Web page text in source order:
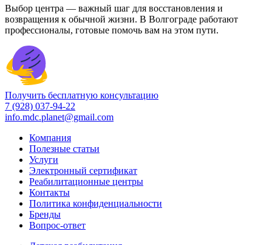
Выбор центра — важный шаг для восстановления и
возвращения к обычной жизни. В Волгограде работают
профессионалы, готовые помочь вам на этом пути.
Получить бесплатную консультацию
7 (928) 037-94-22
info.mdc.planet@gmail.com
Компания
Полезные статьи
Услуги
Электронный сертификат
Реабилитационные центры
Контакты
Политика конфиденциальности
Бренды
Вопрос-ответ